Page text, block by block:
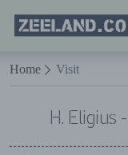
Naar hoofdinhoud
Homepage
Zeeland.com
Home Visit
H. Eligius